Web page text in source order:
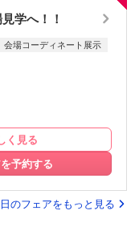
学へ！！
会場コーディネート展示
く見る
予約する
のフェアをもっと見る